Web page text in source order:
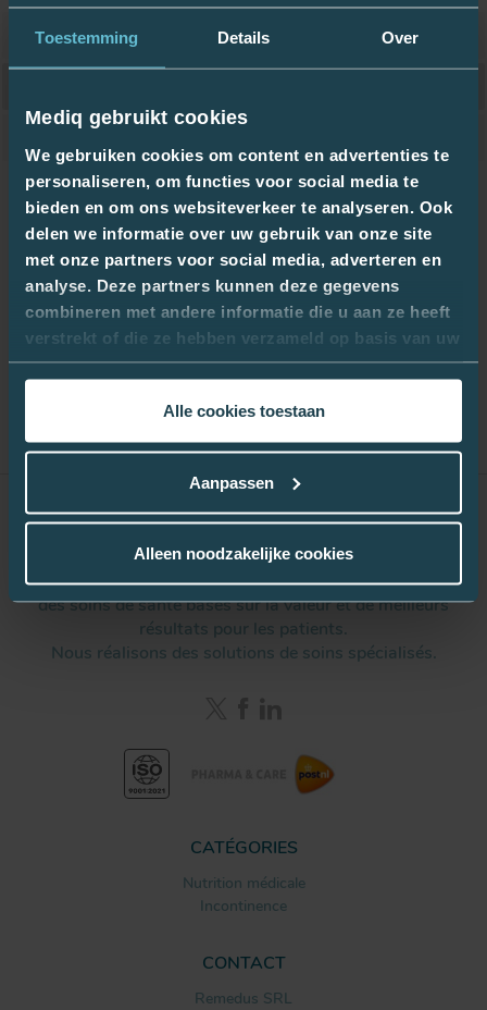
Toestemming Details Over
Mediq gebruikt cookies
We gebruiken cookies om content en advertenties te
personaliseren, om functies voor social media te
bieden en om ons websiteverkeer te analyseren. Ook
delen we informatie over uw gebruik van onze site
met onze partners voor social media, adverteren en
analyse. Deze partners kunnen deze gegevens
combineren met andere informatie die u aan ze heeft
verstrekt of die ze hebben verzameld op basis van uw
gebruik van hun services.
Alle cookies toestaan
Aanpassen
Alleen noodzakelijke cookies
Numéro d'article PFK-7755694
Certificats
pfk-7755694_fr.pdf
Remedus aide les prestataires de soins de santé à fournir
des soins de santé basés sur la valeur et de meilleurs
résultats pour les patients.
Nous réalisons des solutions de soins spécialisés.
CATÉGORIES
Nutrition médicale
Incontinence
CONTACT
Remedus SRL